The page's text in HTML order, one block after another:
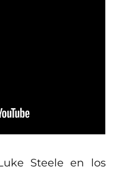
Steele en los